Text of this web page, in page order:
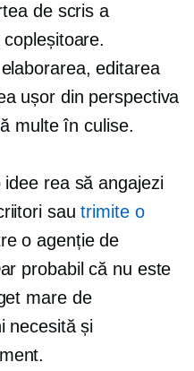
de scris a
editarea
ușor din perspectiva
multe în culise.
rea să angajezi
sautrimite o
o agenție de
probabil că nu este
mare de
necesită și